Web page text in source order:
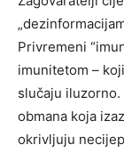
Privremeni
imunitetom –
slučaju
obmana koja
okrivljuju